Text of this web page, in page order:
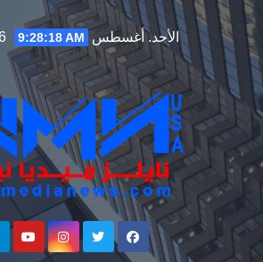
Skip
to
content
الأحد. أغسطس 9th, 2026 9:28:19 AM